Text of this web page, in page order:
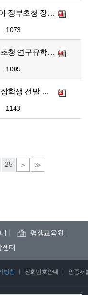
[장학] 2019학년도 불가리아 정부초청 장학생 선발 안내
1073
[장학] 2019 일본 문부과학초청 연구유학생 선발 안내
1005
[장학] 2018년 상반기 희망장학생 선발 공고
1143
25 ＞ ≫
평생교육원
센터
방침 전화번호안내 인증서